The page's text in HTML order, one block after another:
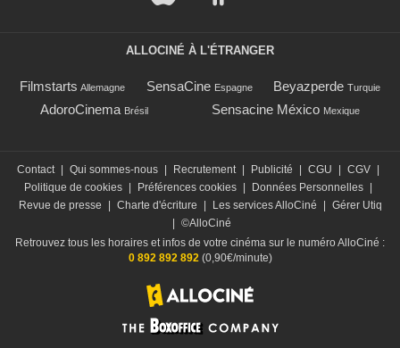
ALLOCINÉ À L'ÉTRANGER
Filmstarts Allemagne SensaCine Espagne Beyazperde Turquie
AdoroCinema Brésil Sensacine México Mexique
Contact Qui sommes-nous Recrutement Publicité CGU CGV
Politique de cookies
Préférences cookies Données Personnelles
Revue de presse
Charte d'écriture Les services AlloCiné
Gérer Utiq
©AlloCiné
Retrouvez tous les horaires et infos de votre cinéma sur le numéro AlloCiné :
0 892 892 892(0,90€/minute)